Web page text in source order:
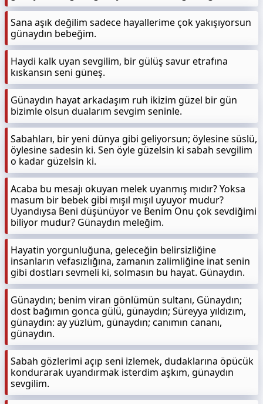
Sana aşık değilim sadece hayallerime çok yakışıyorsun
günaydın bebeğim.
Haydi kalk uyan sevgilim, bir gülüş savur etrafına
kıskansın seni güneş.
Günaydın hayat arkadaşım ruh ikizim güzel bir gün
bizimle olsun dualarım sevgim seninle.
Sabahları, bir yeni dünya gibi geliyorsun; öylesine süslü,
öylesine sadesin ki. Sen öyle güzelsin ki sabah sevgilim
o kadar güzelsin ki.
Acaba bu mesajı okuyan melek uyanmış mıdır? Yoksa
masum bir bebek gibi mışıl mışıl uyuyor mudur?
Uyandıysa Beni düşünüyor ve Benim Onu çok sevdiğimi
biliyor mudur? Günaydın meleğim.
Hayatin yorgunluğuna, geleceğin belirsizliğine
insanların vefasızlığına, zamanın zalimliğine inat senin
gibi dostları sevmeli ki, solmasın bu hayat. Günaydın.
Günaydın; benim viran gönlümün sultanı, Günaydın;
dost bağımın gonca gülü, günaydın; Süreyya yıldızım,
günaydın: ay yüzlüm, günaydın; canımın cananı,
günaydın.
Sabah gözlerimi açıp seni izlemek, dudaklarına öpücük
kondurarak uyandırmak isterdim aşkım, günaydın
sevgilim.